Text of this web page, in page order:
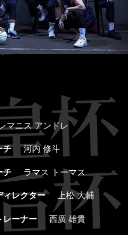
マニス アンドレ
チ
河内 修斗
チ
ラマス トーマス
ィレクター
上松 大輔
レーナー
西廣 雄貴